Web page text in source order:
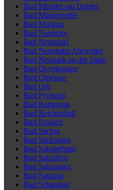
Bad Münder am Deister
Bad Münstereifel
Bad Muskau
Bad Nauheim
Bad Nenndorf
Bad Neuenahr-Ahrweiler
Bad Neustadt an der Saale
Bad Oeynhausen
Bad Oldesloe
Bad Orb
Bad Pyrmont
Bad Rappenau
Bad Reichenhall
Bad Rodach
Bad Sachsa
Bad Säckingen
Bad Salzdetfurth
Bad Salzuflen
Bad Salzungen
Bad Saulgau
Bad Schandau